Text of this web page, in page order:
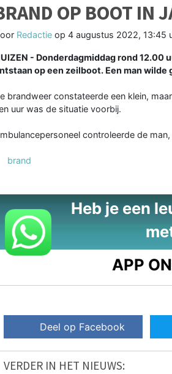
OP BOOT IN
Redactie op 4 augustus 2022, 13:45
- Donderdagmiddag rond 12.00
op een zeilboot. Een man
brandweer constateerde een klein,
uur was de situatie voorbij.
controleerde de
brand
Heb je een
APP
Deel op Facebook
VERDER IN HET NIEUWS: